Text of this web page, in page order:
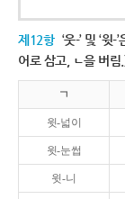
제12항 ‘웃-’ 및 ‘윗
어로 삼고, ㄴ을 버림
ㄱ
윗-넓이
윗-눈썹
윗-니